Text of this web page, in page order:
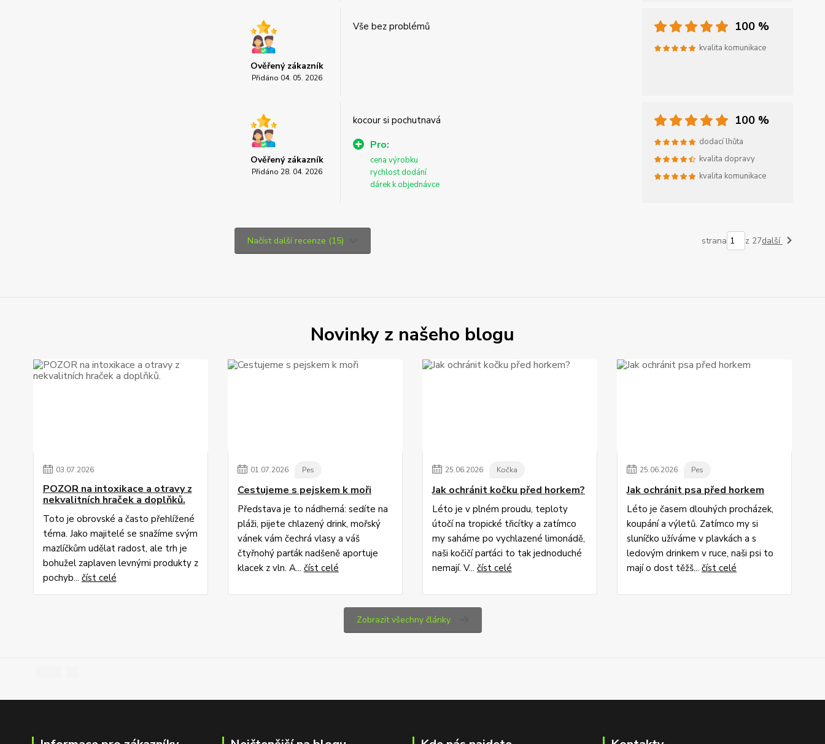
Ověřený zákazník
Přidáno 04. 05. 2026
Vše bez problémů 100 %
kvalita komunikace
Ověřený zákazník
Přidáno 28. 04. 2026
kocour si pochutnavá
Pro:
cena výrobku
rychlost dodání
dárek k objednávce
100 %
dodací lhůta
kvalita dopravy
kvalita komunikace
Načíst další recenze (15) strana z 27další
Novinky z našeho blogu
03.07.2026
POZOR na intoxikace a otravy z
nekvalitních hraček a doplňků.
Toto je obrovské a často přehlížené
téma. Jako majitelé se snažíme svým
mazlíčkům udělat radost, ale trh je
bohužel zaplaven levnými produkty z
pochyb... číst celé
01.07.2026 Pes
Cestujeme s pejskem k moři
Představa je to nádherná: sedíte na
pláži, pijete chlazený drink, mořský
vánek vám čechrá vlasy a váš
čtyřnohý parťák nadšeně aportuje
klacek z vln. A... číst celé
25.06.2026 Kočka
Jak ochránit kočku před horkem?
Léto je v plném proudu, teploty
útočí na tropické třicítky a zatímco
my saháme po vychlazené limonádě,
naši kočičí parťáci to tak jednoduché
nemají. V... číst celé
25.06.2026 Pes
Jak ochránit psa před horkem
Léto je časem dlouhých procházek,
koupání a výletů. Zatímco my si
sluníčko užíváme v plavkách a s
ledovým drinkem v ruce, naši psi to
mají o dost těžš...číst celé
Zobrazit všechny články